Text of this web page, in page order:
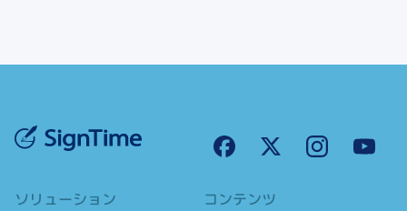
ソリューション コンテンツ